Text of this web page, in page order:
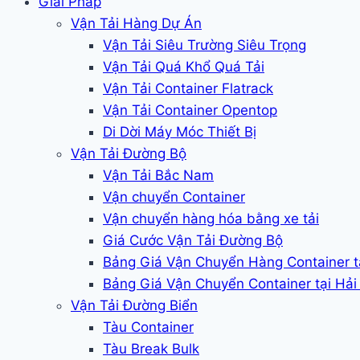
Vận Tải Hàng Dự Án
Vận Tải Siêu Trường Siêu Trọng
Vận Tải Quá Khổ Quá Tải
Vận Tải Container Flatrack
Vận Tải Container Opentop
Di Dời Máy Móc Thiết Bị
Vận Tải Đường Bộ
Vận Tải Bắc Nam
Vận chuyển Container
Vận chuyển hàng hóa bằng xe tải
Giá Cước Vận Tải Đường Bộ
Bảng Giá Vận Chuyển Hàng Container
Bảng Giá Vận Chuyển Container tại Hải
Vận Tải Đường Biển
Tàu Container
Tàu Break Bulk